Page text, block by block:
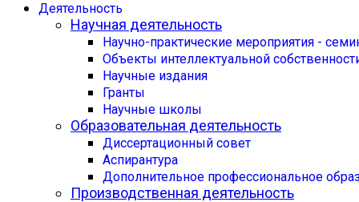
Деятельность
Научная деятельность
Научно-практические мероприятия -
Объекты интеллектуальной
Научные издания
Гранты
Научные школы
Образовательная деятельность
Диссертационный совет
Аспирантура
Дополнительное профессиональное
Производственная деятельность